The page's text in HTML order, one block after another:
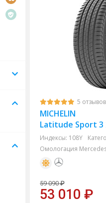
5 отзывов
MICHELIN
Latitude Sport 3
Индексы: 108Y
Омологация
59 090 ₽
53 010 ₽